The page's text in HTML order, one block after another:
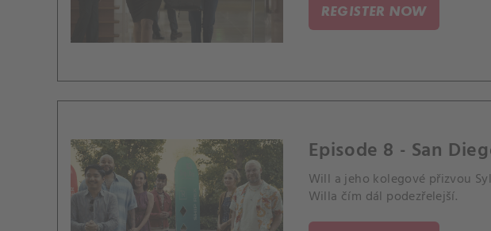
REGISTER NOW
Episode 8 - San
Will a jeho kolegové přizvou
Willa čím dál podezřelejší.